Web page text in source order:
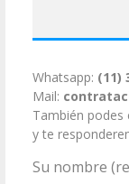
Whatsapp: (11)
Mail:
También podes
y te
Su nombre